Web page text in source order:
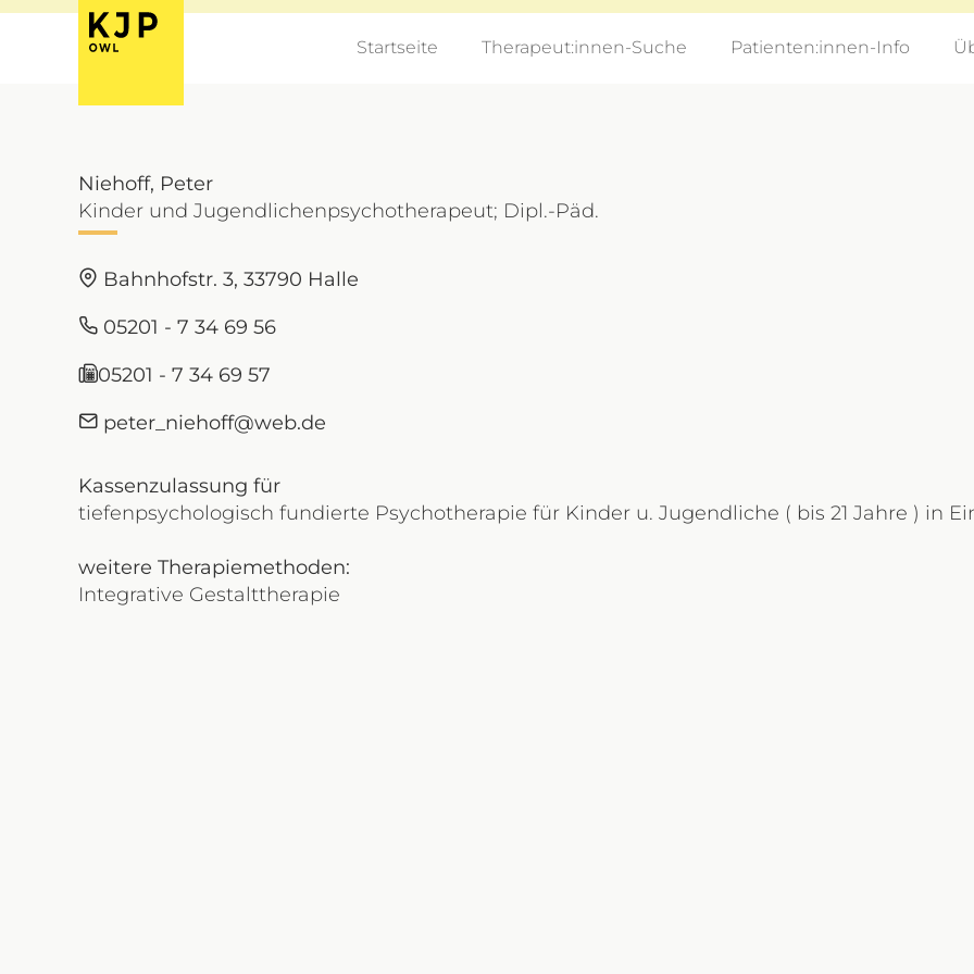
Startseite Therapeut:innen-Suche Patienten:innen-Info
Niehoff, Peter
Kinder und Jugendlichenpsychotherapeut; Dipl.-Päd.
Bahnhofstr. 3, 33790 Halle
05201 - 7 34 69 56
05201 - 7 34 69 57
peter_niehoff@web.de
Kassenzulassung für
tiefenpsychologisch fundierte Psychotherapie für Kinder u. Jugendliche ( bis 21 Jahre ) in
weitere Therapiemethoden:
Integrative Gestalttherapie